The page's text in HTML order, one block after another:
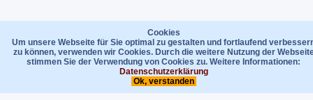
Cookies
Um unsere Webseite für Sie optimal zu gestalten und fortlaufend
zu können, verwenden wir Cookies. Durch die weitere Nutzung der
stimmen Sie der Verwendung von Cookies zu. Weitere Informationen:
Datenschutzerklärung
Ok, verstanden